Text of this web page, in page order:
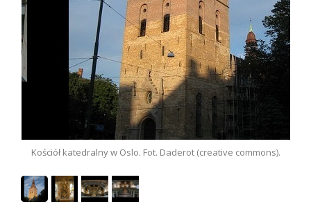
Kościół katedralny w Oslo. Fot. Daderot (creative commons).